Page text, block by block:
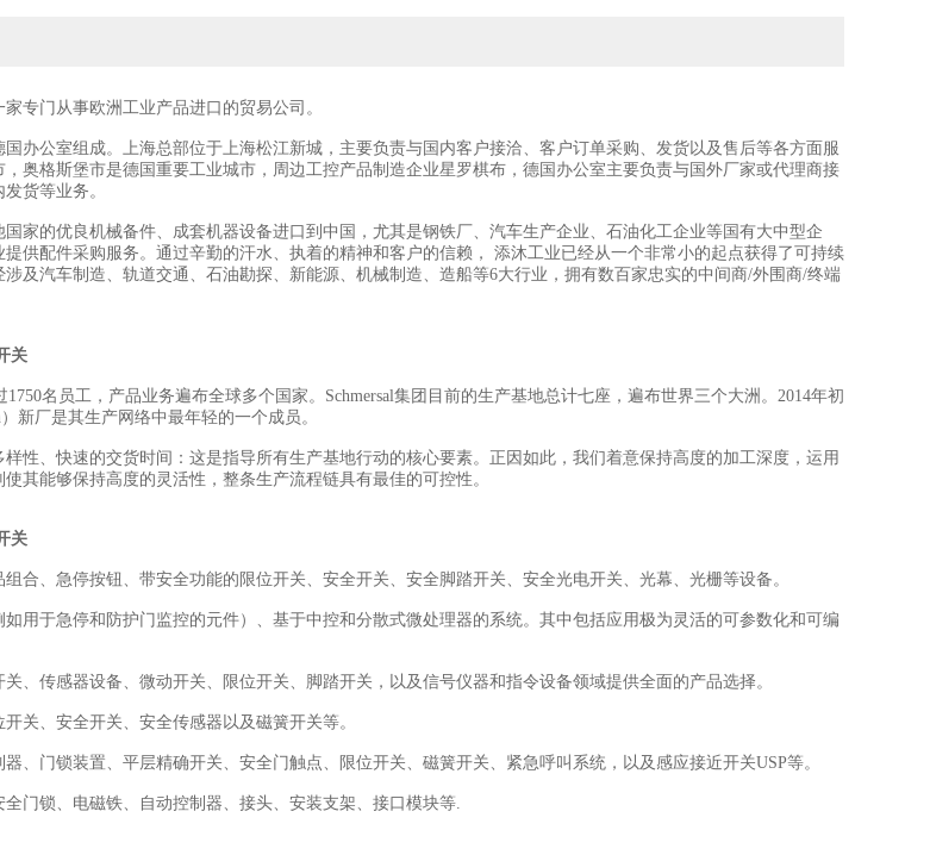
专门从事欧洲工业产品进口的贸易公司。
办公室组成。上海总部位于上海松江新城，主要负责与国内客户接洽、客户订单采购、发货以及售后等各方面服
奥格斯堡市是德国重要工业城市，周边工控产品制造企业星罗棋布，德国办公室主要负责与国外厂家或代理商接
货等业务。
家的优良机械备件、成套机器设备进口到中国，尤其是钢铁厂、汽车生产企业、石油化工企业等国有大中型企
供配件采购服务。通过辛勤的汗水、执着的精神和客户的信赖， 添沐工业已经从一个非常小的起点获得了可持续
涉及汽车制造、轨道交通、石油勘探、新能源、机械制造、造船等6大行业，拥有数百家忠实的中间商/外围商/终端
关
1750名员工，产品业务遍布全球多个国家。Schmersal集团目前的生产基地总计七座，遍布世界三个大洲。2014年初
新厂是其生产网络中最年轻的一个成员。
性、快速的交货时间：这是指导所有生产基地行动的核心要素。正因如此，我们着意保持高度的加工深度，运用
其能够保持高度的灵活性，整条生产流程链具有最佳的可控性。
关
合、急停按钮、带安全功能的限位开关、安全开关、安全脚踏开关、安全光电开关、光幕、光栅等设备。
用于急停和防护门监控的元件）、基于中控和分散式微处理器的系统。其中包括应用极为灵活的可参数化和可编
、传感器设备、微动开关、限位开关、脚踏开关，以及信号仪器和指令设备领域提供全面的产品选择。
关、安全开关、安全传感器以及磁簧开关等。
、门锁装置、平层精确开关、安全门触点、限位开关、磁簧开关、紧急呼叫系统，以及感应接近开关USP等。
门锁、电磁铁、自动控制器、接头、安装支架、接口模块等.